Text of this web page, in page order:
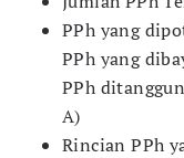
PPh yang
PPh yang
PPh
A)
Rincian PPh